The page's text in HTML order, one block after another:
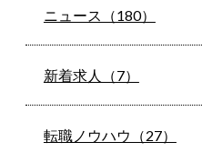
ニュース（180）
新着求人（7）
転職ノウハウ（27）